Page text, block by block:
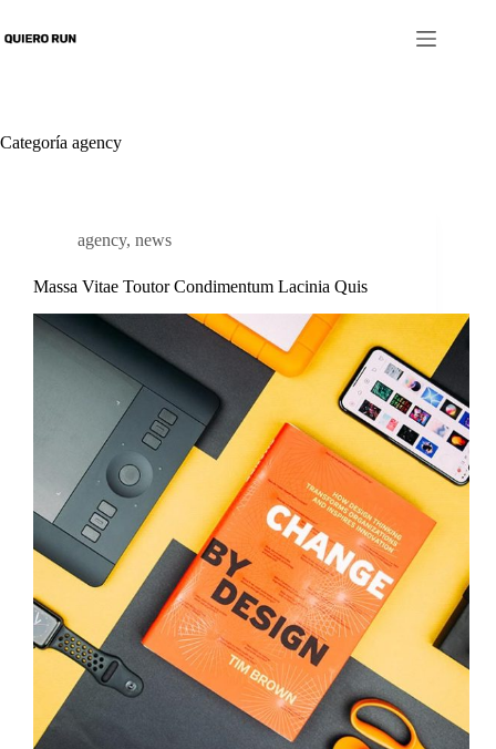
contenido
Categoría agency
agency, news
Massa Vitae Toutor Condimentum Lacinia Quis